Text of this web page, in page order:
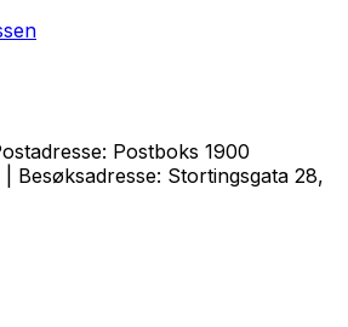
Postboks 1900
Besøksadresse: Stortingsgata 28,